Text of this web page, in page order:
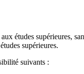
études supérieures,
supérieures.
suivants :